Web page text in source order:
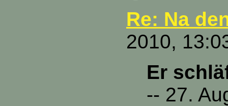
Re: Na
2010,
Er
-- 27.